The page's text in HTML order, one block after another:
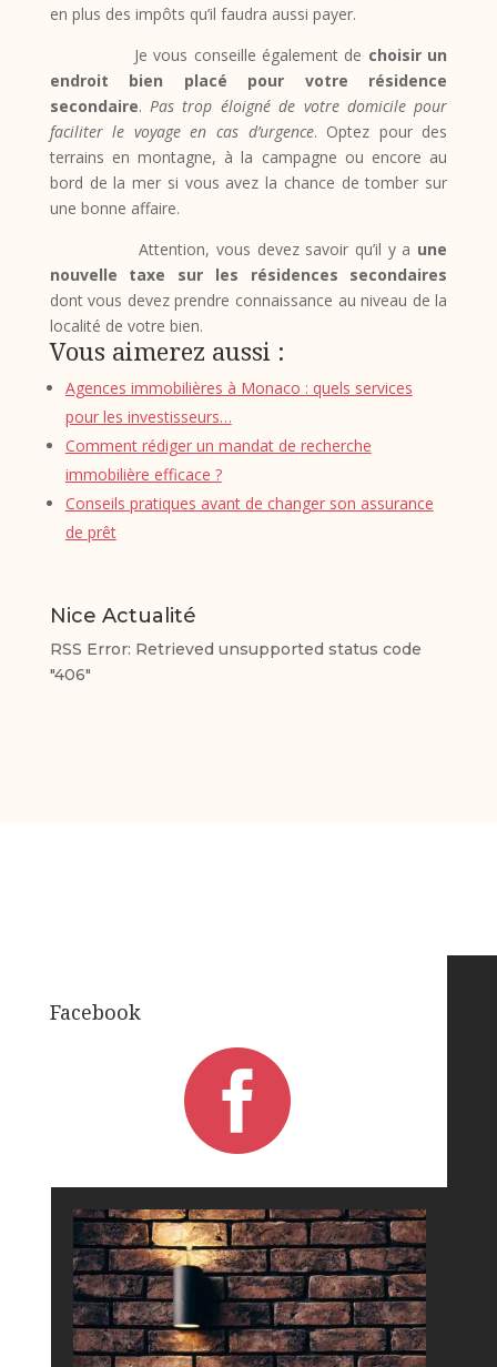
en plus des impôts qu’il faudra aussi payer.
Je vous conseille également de choisir un
endroit bien placé pour votre résidence
secondaire. Pas trop éloigné de votre domicile pour
faciliter le voyage en cas d’urgence. Optez pour des
terrains en montagne, à la campagne ou encore au
bord de la mer si vous avez la chance de tomber sur
une bonne affaire.
Attention, vous devez savoir qu’il y a une
nouvelle taxe sur les résidences secondaires
dont vous devez prendre connaissance au niveau de la
localité de votre bien.
Vous aimerez aussi :
Agences immobilières à Monaco : quels services
pour les investisseurs…
Comment rédiger un mandat de recherche
immobilière efficace ?
Conseils pratiques avant de changer son assurance
de prêt
Nice Actualité
RSS Error: Retrieved unsupported status code
"406"
Facebook
